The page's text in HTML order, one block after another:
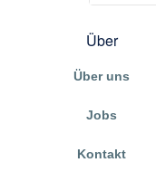
Über
Über uns
Jobs
Kontakt